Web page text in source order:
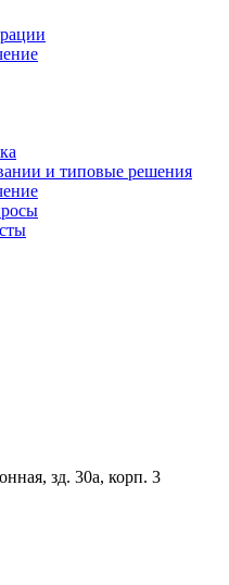
и типовые решения
зд. 30а, корп. 3